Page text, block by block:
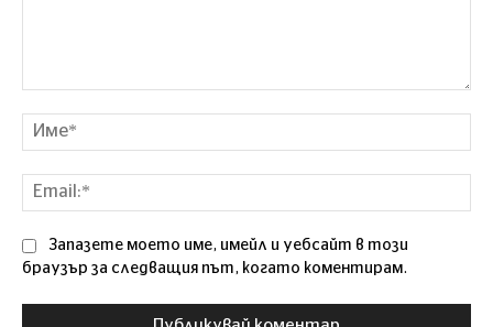
Запазете моето име, имейл и уебсайт в този
браузър за следващия път, когато коментирам.